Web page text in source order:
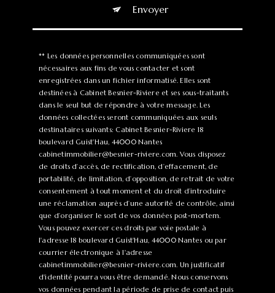
Envoyer
** Les données personnelles communiquées sont
nécessaires aux fins de vous contacter et sont
enregistrées dans un fichier informatisé. Elles sont
destinées à Cabinet Besnier-Riviere et ses sous-traitants
dans le seul but de répondre à votre message. Les
données collectées seront communiquées aux seuls
destinataires suivants: Cabinet Besnier-Riviere 18
boulevard Guist'Hau, 44000 Nantes
cabinetimmobilier@besnier-riviere.com. Vous disposez
de droits d’accès, de rectification, d’effacement, de
portabilité, de limitation, d’opposition, de retrait de votre
consentement à tout moment et du droit d’introduire
une réclamation auprès d’une autorité de contrôle, ainsi
que d’organiser le sort de vos données post-mortem.
Vous pouvez exercer ces droits par voie postale à
l'adresse 18 boulevard Guist'Hau, 44000 Nantes ou par
courrier électronique à l'adresse
cabinetimmobilier@besnier-riviere.com. Un justificatif
d'identité pourra vous être demandé. Nous conservons
vos données pendant la période de prise de contact puis